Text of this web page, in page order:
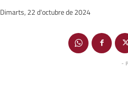
Dimarts, 22 d'octubre de 2024
-